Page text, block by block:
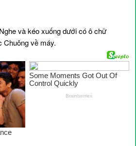
và kéo xuống dưới có ô chữ
Chuông về máy.